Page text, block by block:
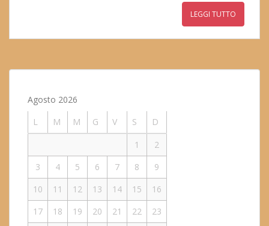
LEGGI TUTTO
Agosto 2026
L
M M G V S
D
1
2
3
4 5 6 7 8
9
10
11 12 13 14 15
16
17
18 19 20 21 22
23